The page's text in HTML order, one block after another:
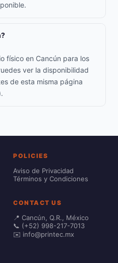
físico en Cancún para los
ver la disponibilidad
de esta misma página
POLICIES
Aviso de Privacidad
Términos y Condiciones
CONTACT US
📍 Cancún, Q.R., México
📞 (+52) 998-217-7013
✉️ info@printec.mx